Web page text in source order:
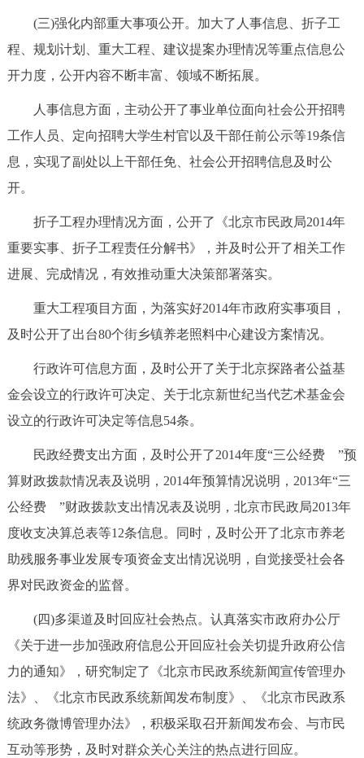
(三)强化内部重大事项公开。加大了人事信息、折子工
程、规划计划、重大工程、建议提案办理情况等重点信息公
开力度，公开内容不断丰富、领域不断拓展。
人事信息方面，主动公开了事业单位面向社会公开招聘
工作人员、定向招聘大学生村官以及干部任前公示等19条信
息，实现了副处以上干部任免、社会公开招聘信息及时公
开。
折子工程办理情况方面，公开了《北京市民政局2014年
重要实事、折子工程责任分解书》，并及时公开了相关工作
进展、完成情况，有效推动重大决策部署落实。
重大工程项目方面，为落实好2014年市政府实事项目，
及时公开了出台80个街乡镇养老照料中心建设方案情况。
行政许可信息方面，及时公开了关于北京探路者公益基
金会设立的行政许可决定、关于北京新世纪当代艺术基金会
设立的行政许可决定等信息54条。
民政经费支出方面，及时公开了2014年度“三公经费 ”预
算财政拨款情况表及说明，2014年预算情况说明，2013年“三
公经费 ”财政拨款支出情况表及说明，北京市民政局2013年
度收支决算总表等12条信息。同时，及时公开了北京市养老
助残服务事业发展专项资金支出情况说明，自觉接受社会各
界对民政资金的监督。
(四)多渠道及时回应社会热点。认真落实市政府办公厅
《关于进一步加强政府信息公开回应社会关切提升政府公信
力的通知》，研究制定了《北京市民政系统新闻宣传管理办
法》、《北京市民政系统新闻发布制度》、《北京市民政系
统政务微博管理办法》，积极采取召开新闻发布会、与市民
互动等形势，及时对群众关心关注的热点进行回应。